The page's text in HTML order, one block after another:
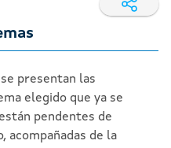
presentan las
elegido que ya se
pendentes de
acompañadas de la